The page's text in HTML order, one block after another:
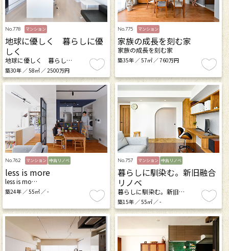
No.778 マンション
地球に優しく 暮らしに優
しく
地球に優しく 暮らし…
築30年 ／ 58㎡ ／ 2500万円
No.775 マンション
家族の成長を刻む家
家族の成長を刻む家
築35年 ／ 57㎡ ／ 760万円
No.762 マンション 中古リノベ
less is more
less is mo…
築24年 ／ 55㎡ ／ -
No.757 マンション 中古リノベ
暮らしに馴染む。新旧融合
リノベ
暮らしに馴染む。新旧…
築15年 ／ 55㎡ ／ -